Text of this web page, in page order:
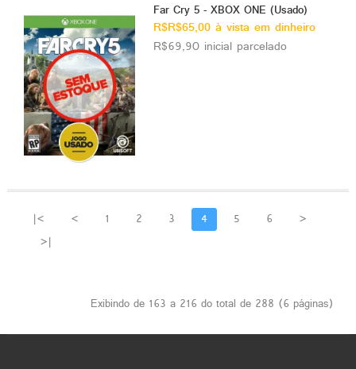
Far Cry 5 - XBOX ONE (Usado)
R$R$65,00 à vista em dinheiro
R$69,90 inicial parcelado
|< < 1 2 3 4 5 6
>
>|
Exibindo de 163 a 216 do total de 288 (6 páginas)